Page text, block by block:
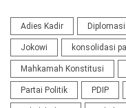
Adies Kadir
Jokowi konsolidasi
Mahkamah Konstitusi
Partai Politik PDIP